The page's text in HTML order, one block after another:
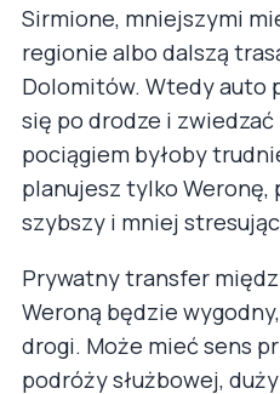
Sirmione, mniejszymi
regionie albo dalszą
Dolomitów. Wtedy auto
się po drodze i
pociągiem byłoby
planujesz tylko Weronę,
szybszy i mniej
Prywatny transfer
Weroną będzie
drogi. Może mieć sens
podróży służbowej,